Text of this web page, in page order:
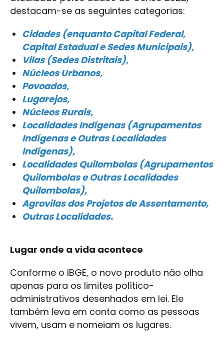
destacam-se as seguintes categorias:
Cidades (enquanto Capital Federal,
Capital Estadual e Sedes Municipais),
Vilas (Sedes Distritais),
Núcleos Urbanos,
Povoados,
Lugarejos,
Núcleos Rurais,
Localidades Indígenas (Agrupamentos
Indígenas e Outras Localidades
Indígenas),
Localidades Quilombolas (Agrupamentos
Quilombolas e Outras Localidades
Quilombolas),
Agrovilas dos Projetos de Assentamento,
Outras Localidades.
Lugar onde a vida acontece
Conforme o IBGE, o novo produto não olha
apenas para os limites político-
administrativos desenhados em lei. Ele
também leva em conta como as pessoas
vivem, usam e nomeiam os lugares.